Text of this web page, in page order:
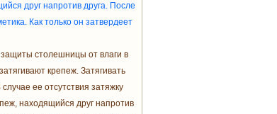
столешницы от влаги в
крепеж. Затягивать
ее отсутствия затяжку
находящийся друг напротив